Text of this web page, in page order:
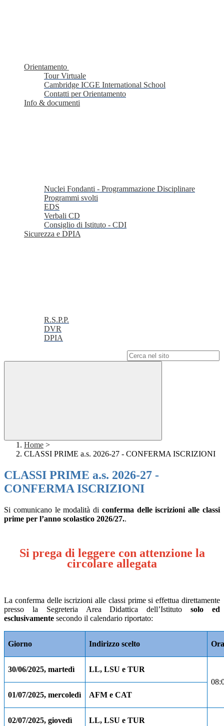
Orientamento
Tour Virtuale
Cambridge ICGE International School
Contatti per Orientamento
Info & documenti
Nuclei Fondanti - Programmazione Disciplinare
Programmi svolti
EDS
Verbali CD
Consiglio di Istituto - CDI
Sicurezza e DPIA
R.S.P.P.
DVR
DPIA
Home >
CLASSI PRIME a.s. 2026-27 - CONFERMA ISCRIZIONI
CLASSI PRIME a.s. 2026-27 -
CONFERMA ISCRIZIONI
Si comunicano le modalità di conferma delle iscrizioni alle classi
prime per l’anno scolastico 2026/27..
Si prega di leggere con attenzione la
circolare allegata
La conferma delle iscrizioni alle classi prime si effettua direttamente
presso la Segreteria Area Didattica dell’Istitutosolo ed
esclusivamente secondo il calendario riportato:
Giorno Indirizzo scelto
30/06/2025, martedì
LL, LSU e TUR
01/07/2025, mercoledì
AFM e CAT
02/07/2025, giovedì
LL, LSU e TUR